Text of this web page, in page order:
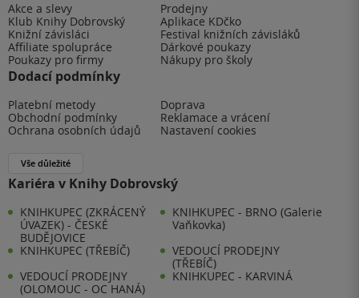
Akce a slevy
Prodejny
Klub Knihy Dobrovský
Aplikace KDčko
Knižní závisláci
Festival knižních závisláků
Affiliate spolupráce
Dárkové poukazy
Poukazy pro firmy
Nákupy pro školy
Dodací podmínky
Platební metody
Doprava
Obchodní podmínky
Reklamace a vrácení
Ochrana osobních údajů
Nastavení cookies
Vše důležité
Kariéra v Knihy Dobrovský
KNIHKUPEC (ZKRÁCENÝ
ÚVAZEK) - ČESKÉ
BUDĚJOVICE
KNIHKUPEC - BRNO (Galerie
Vaňkovka)
KNIHKUPEC (TŘEBÍČ)
VEDOUCÍ PRODEJNY
(TŘEBÍČ)
VEDOUCÍ PRODEJNY
(OLOMOUC - OC HANÁ)
KNIHKUPEC - KARVINÁ